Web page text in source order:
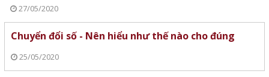
27/05/2020
Chuyển đổi số - Nên hiểu như thế nào cho đúng
25/05/2020